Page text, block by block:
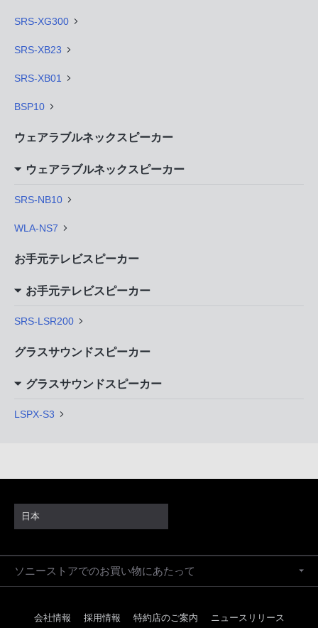
SRS-XG300
SRS-XB23
SRS-XB01
BSP10
ウェアラブルネックスピーカー
ウェアラブルネックスピーカー
SRS-NB10
WLA-NS7
お手元テレビスピーカー
お手元テレビスピーカー
SRS-LSR200
グラスサウンドスピーカー
グラスサウンドスピーカー
LSPX-S3
日本
ソニーストアでのお買い物にあたって
会社情報 採用情報 特約店のご案内 ニュースリリース